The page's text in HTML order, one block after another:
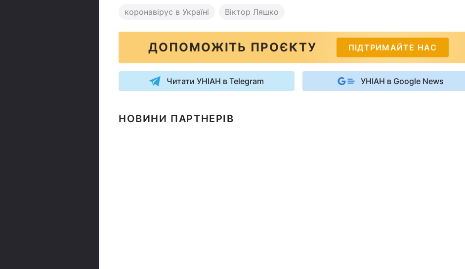
коронавірус в Україні Віктор Ляшко
ДОПОМОЖІТЬ ПРОЄКТУ ПІДТРИМАЙТЕ НАС
Читати УНІАН в Telegram УНІАН в Google News
НОВИНИ ПАРТНЕРІВ